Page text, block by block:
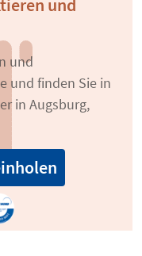
und
und
und finden Sie in
in Augsburg,